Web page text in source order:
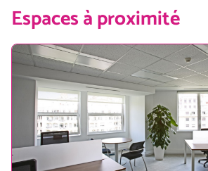
Espaces à proximité